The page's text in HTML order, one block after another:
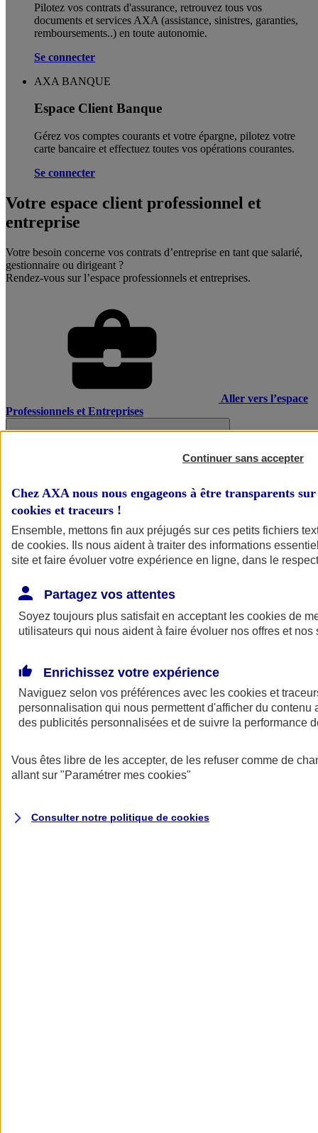
Pilotez vos contrats d'assurance, retrouvez tous vos
documents et services AXA (assistance, sinistres, garanties,
remboursements..) en toute autonomie. ​
Se connecter
AXA BANQUE
Espace Client Banque
Gérez vos comptes courants et votre épargne, pilotez votre
carte bancaire et effectuez toutes vos opérations courantes.
Se connecter
Votre espace client professionnel et
entreprise
Votre besoin concerne vos contrats d’entreprise en tant que salarié,
gestionnaire ou dirigeant ?
Rendez-vous sur l’espace professionnels et entreprises.
Aller vers l’espace
Professionnels et Entreprises
AXA Assurance
Continuer sans accepter
Chez AXA nous nous engageons à être transparents
cookies et traceurs !
Ensemble, mettons fin aux préjugés sur ces petits fichiers
de cookies. Ils nous aident à traiter des informations
site et faire évoluer votre expérience en ligne, dans le
Partagez vos attentes
Soyez toujours plus satisfait en acceptant les cookies de
utilisateurs qui nous aident à faire évoluer nos offres et nos
Enrichissez votre expérience
Naviguez selon vos préférences avec les cookies et
personnalisation qui nous permettent d'afficher du contenu
des publicités personnalisées et de suivre la performance
Vous êtes libre de les accepter, de les refuser comme de
allant sur "Paramétrer mes cookies"
Consulter notre politique de cookies